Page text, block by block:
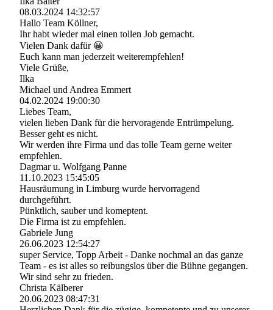
08.03.2024 14:32:57
Hallo Team Köllner,
Ihr habt wieder mal einen tollen Job gemacht.
Vielen Dank dafür 😀
Euch kann man jederzeit weiterempfehlen!
Viele Grüße,
Ilka
Michael und Andrea Emmert
04.02.2024 19:00:30
Liebes Team,
vielen lieben Dank für die hervoragende Entrümpelung.
Besser geht es nicht.
Wir werden ihre Firma und das tolle Team gerne weiter
empfehlen.
Dagmar u. Wolfgang Panne
11.10.2023 15:45:05
Hausräumung in Limburg wurde hervorragend
durchgeführt.
Pünktlich, sauber und komeptent.
Die Firma ist zu empfehlen.
Gabriele Jung
26.06.2023 12:54:27
super Service, Topp Arbeit - Danke nochmal an das ganze
Team - es ist alles so reibungslos über die Bühne gegangen.
Wir sind sehr zu frieden.
Christa Kälberer
20.06.2023 08:47:31